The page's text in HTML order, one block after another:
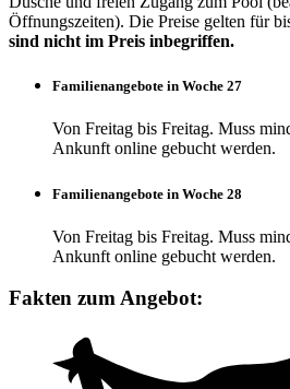
Öffnungszeiten). Die Preise gelten für
sind nicht im Preis inbegriffen.
Familienangebote in Woche 27
Von Freitag bis Freitag. Muss
Ankunft online gebucht werden.
Familienangebote in Woche 28
Von Freitag bis Freitag. Muss
Ankunft online gebucht werden.
Fakten zum Angebot: